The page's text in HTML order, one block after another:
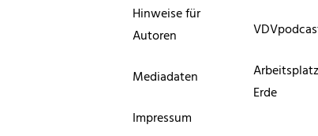
Hinweise für
Autoren
Mediadaten
Impressum
Erde